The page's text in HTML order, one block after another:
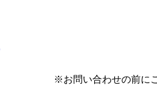
※お問い合わせの前に